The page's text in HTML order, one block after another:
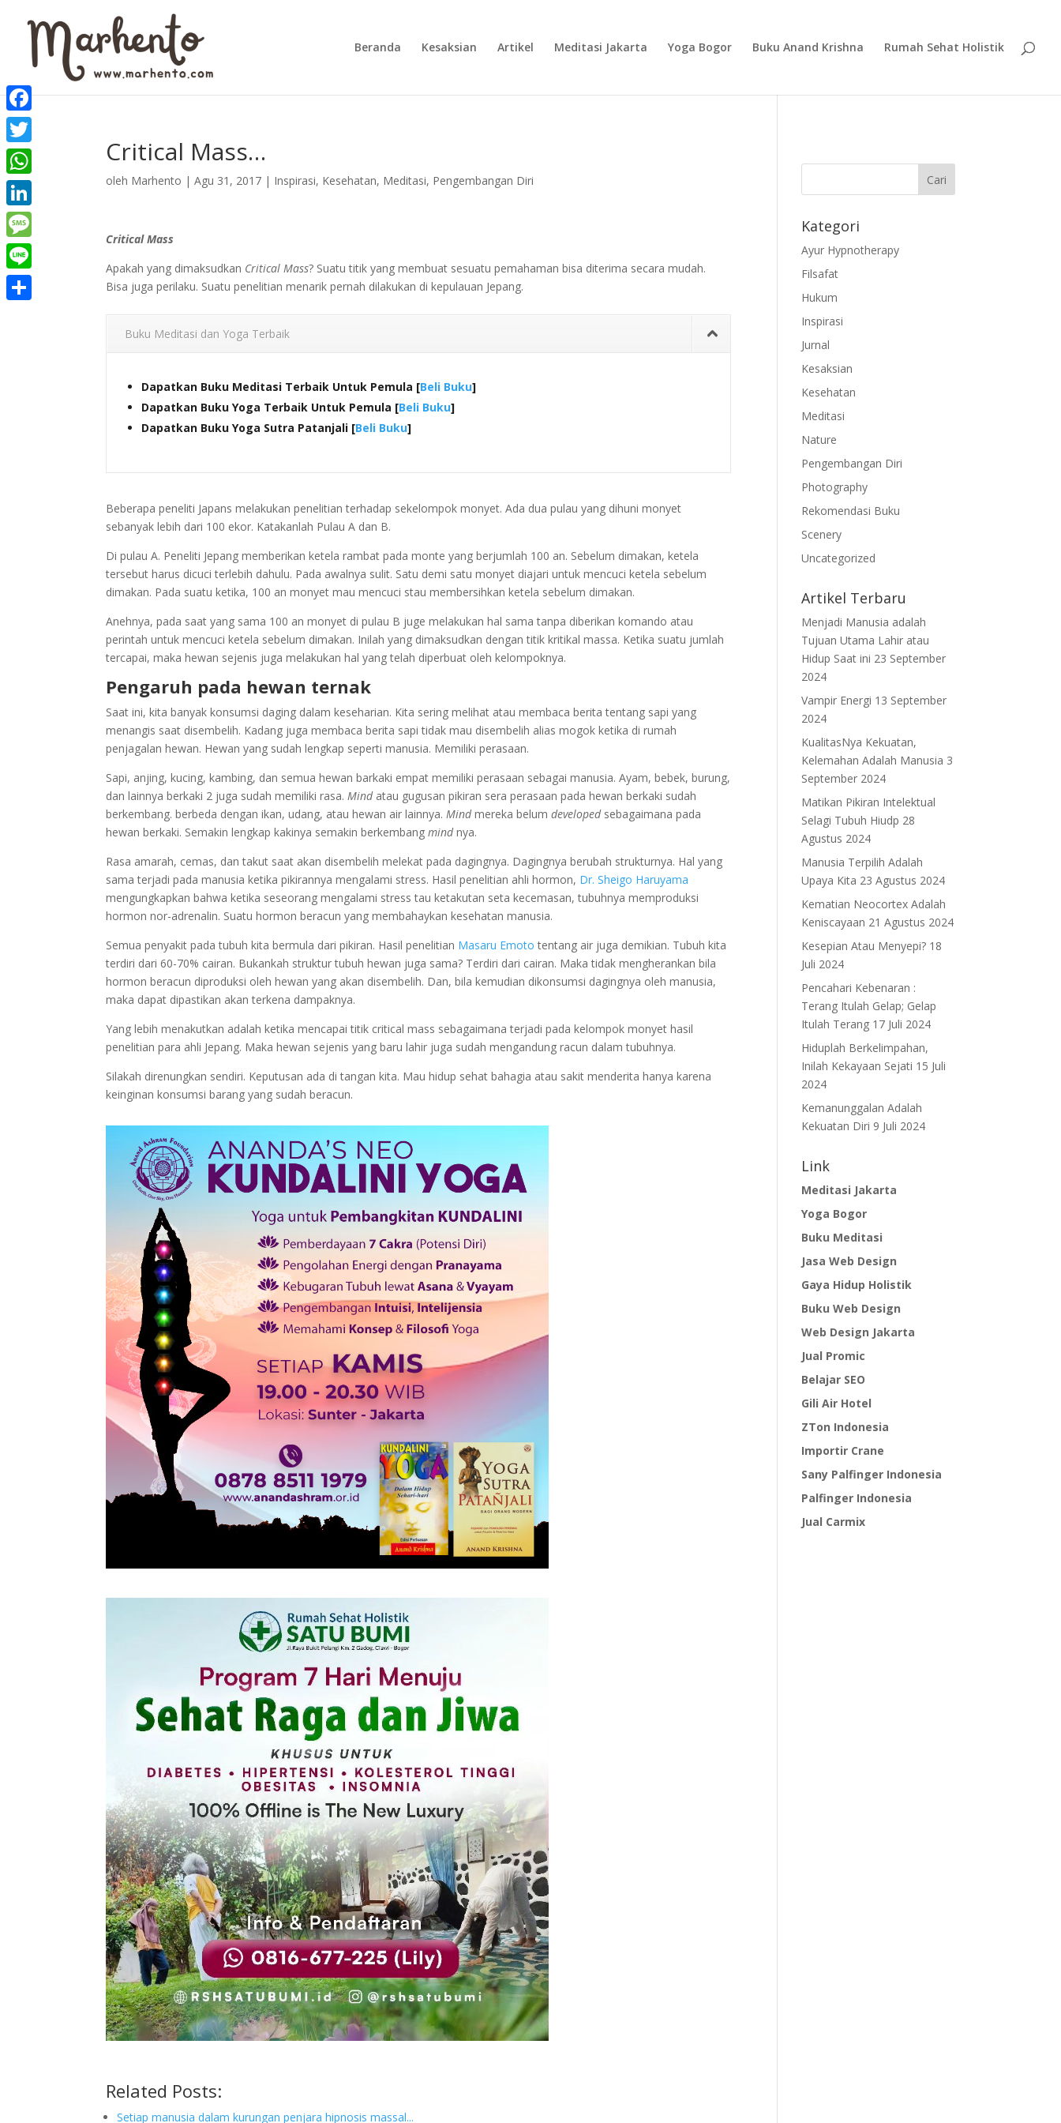
Beranda Kesaksian Artikel Meditasi Jakarta Yoga Bogor Buku Anand Krishna Rumah Sehat Holistik
Critical Mass…
oleh Marhento |Agu 31, 2017 | Inspirasi, Kesehatan, Meditasi, Pengembangan Diri
Critical Mass
Apakah yang dimaksudkan Critical Mass? Suatu titik yang membuat sesuatu pemahaman bisa diterima secara mudah.
Bisa juga perilaku. Suatu penelitian menarik pernah dilakukan di kepulauan Jepang.
Buku Meditasi dan Yoga Terbaik
Dapatkan Buku Meditasi Terbaik Untuk Pemula [Beli Buku]
Dapatkan Buku Yoga Terbaik Untuk Pemula [Beli Buku]
Dapatkan Buku Yoga Sutra Patanjali [Beli Buku]
Beberapa peneliti Japans melakukan penelitian terhadap sekelompok monyet. Ada dua pulau yang dihuni monyet
sebanyak lebih dari 100 ekor. Katakanlah Pulau A dan B.
Di pulau A. Peneliti Jepang memberikan ketela rambat pada monte yang berjumlah 100 an. Sebelum dimakan, ketela
tersebut harus dicuci terlebih dahulu. Pada awalnya sulit. Satu demi satu monyet diajari untuk mencuci ketela sebelum
dimakan. Pada suatu ketika, 100 an monyet mau mencuci stau membersihkan ketela sebelum dimakan.
Anehnya, pada saat yang sama 100 an monyet di pulau B juge melakukan hal sama tanpa diberikan komando atau
perintah untuk mencuci ketela sebelum dimakan. Inilah yang dimaksudkan dengan titik kritikal massa. Ketika suatu jumlah
tercapai, maka hewan sejenis juga melakukan hal yang telah diperbuat oleh kelompoknya.
Pengaruh pada hewan ternak
Saat ini, kita banyak konsumsi daging dalam keseharian. Kita sering melihat atau membaca berita tentang sapi yang
menangis saat disembelih. Kadang juga membaca berita sapi tidak mau disembelih alias mogok ketika di rumah
penjagalan hewan. Hewan yang sudah lengkap seperti manusia. Memiliki perasaan.
Sapi, anjing, kucing, kambing, dan semua hewan barkaki empat memiliki perasaan sebagai manusia. Ayam, bebek, burung,
dan lainnya berkaki 2 juga sudah memiliki rasa.Mindatau gugusan pikiran sera perasaan pada hewan berkaki sudah
berkembang. berbeda dengan ikan, udang, atau hewan air lainnya.Mindmereka belumdeveloped sebagaimana pada
hewan berkaki. Semakin lengkap kakinya semakin berkembangmindnya.
Rasa amarah, cemas, dan takut saat akan disembelih melekat pada dagingnya. Dagingnya berubah strukturnya. Hal yang
sama terjadi pada manusia ketika pikirannya mengalami stress. Hasil penelitian ahli hormon, Dr. Sheigo Haruyama
mengungkapkan bahwa ketika seseorang mengalami stress tau ketakutan seta kecemasan, tubuhnya memproduksi
hormon nor-adrenalin. Suatu hormon beracun yang membahaykan kesehatan manusia.
Semua penyakit pada tubuh kita bermula dari pikiran. Hasil penelitian Masaru Emoto tentang air juga demikian. Tubuh kita
terdiri dari 60-70% cairan. Bukankah struktur tubuh hewan juga sama? Terdiri dari cairan. Maka tidak mengherankan bila
hormon beracun diproduksi oleh hewan yang akan disembelih. Dan, bila kemudian dikonsumsi dagingnya oleh manusia,
maka dapat dipastikan akan terkena dampaknya.
Yang lebih menakutkan adalah ketika mencapai titik critical mass sebagaimana terjadi pada kelompok monyet hasil
penelitian para ahli Jepang. Maka hewan sejenis yang baru lahir juga sudah mengandung racun dalam tubuhnya.
Silakah direnungkan sendiri. Keputusan ada di tangan kita. Mau hidup sehat bahagia atau sakit menderita hanya karena
keinginan konsumsi barang yang sudah beracun.
Related Posts:
Setiap manusia dalam kurungan penjara hipnosis massal...
Kategori
Ayur Hypnotherapy
Filsafat
Hukum
Inspirasi
Jurnal
Kesaksian
Kesehatan
Meditasi
Nature
Pengembangan Diri
Photography
Rekomendasi Buku
Scenery
Uncategorized
Artikel Terbaru
Menjadi Manusia adalah
Tujuan Utama Lahir atau
Hidup Saat ini 23 September
2024
Vampir Energi 13 September
2024
KualitasNya Kekuatan,
Kelemahan Adalah Manusia 3
September 2024
Matikan Pikiran Intelektual
Selagi Tubuh Hiudp 28
Agustus 2024
Manusia Terpilih Adalah
Upaya Kita 23 Agustus 2024
Kematian Neocortex Adalah
Keniscayaan 21 Agustus 2024
Kesepian Atau Menyepi? 18
Juli 2024
Pencahari Kebenaran :
Terang Itulah Gelap; Gelap
Itulah Terang 17 Juli 2024
Hiduplah Berkelimpahan,
Inilah Kekayaan Sejati 15 Juli
2024
Kemanunggalan Adalah
Kekuatan Diri 9 Juli 2024
Link
Meditasi Jakarta
Yoga Bogor
Buku Meditasi
Jasa Web Design
Gaya Hidup Holistik
Buku Web Design
Web Design Jakarta
Jual Promic
Belajar SEO
Gili Air Hotel
ZTon Indonesia
Importir Crane
Sany Palfinger Indonesia
Palfinger Indonesia
Jual Carmix
Facebook
Twitter
WhatsApp
LinkedIn
Message
Line